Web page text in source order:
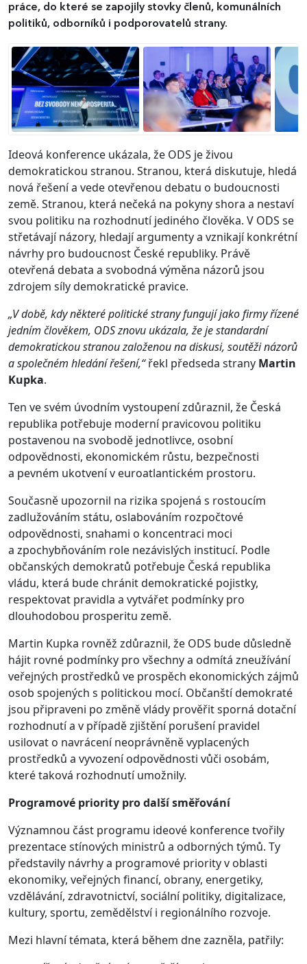
práce, do které se zapojily stovky členů, komunálních
politiků, odborníků i podporovatelů strany.
Ideová konference ukázala, že ODS je živou
demokratickou stranou. Stranou, která diskutuje, hledá
nová řešení a vede otevřenou debatu o budoucnosti
země. Stranou, která nečeká na pokyny shora a nestaví
svou politiku na rozhodnutí jediného člověka. V ODS se
střetávají názory, hledají argumenty a vznikají konkrétní
návrhy pro budoucnost České republiky. Právě
otevřená debata a svobodná výměna názorů jsou
zdrojem síly demokratické pravice.
„V době, kdy některé politické strany fungují jako firmy řízené
jedním člověkem, ODS znovu ukázala, že je standardní
demokratickou stranou založenou na diskusi, soutěži názorů
a společném hledání řešení,“řekl předseda strany Martin
Kupka.
Ten ve svém úvodním vystoupení zdůraznil, že Česká
republika potřebuje moderní pravicovou politiku
postavenou na svobodě jednotlivce, osobní
odpovědnosti, ekonomickém růstu, bezpečnosti
a pevném ukotvení v euroatlantickém prostoru.
Současně upozornil na rizika spojená s rostoucím
zadlužováním státu, oslabováním rozpočtové
odpovědnosti, snahami o koncentraci moci
a zpochybňováním role nezávislých institucí. Podle
občanských demokratů potřebuje Česká republika
vládu, která bude chránit demokratické pojistky,
respektovat pravidla a vytvářet podmínky pro
dlouhodobou prosperitu země.
Martin Kupka rovněž zdůraznil, že ODS bude důsledně
hájit rovné podmínky pro všechny a odmítá zneužívání
veřejných prostředků ve prospěch ekonomických zájmů
osob spojených s politickou mocí. Občanští demokraté
jsou připraveni po změně vlády prověřit sporná dotační
rozhodnutí a v případě zjištění porušení pravidel
usilovat o navrácení neoprávněně vyplacených
prostředků a vyvození odpovědnosti vůči osobám,
které taková rozhodnutí umožnily.
Programové priority pro další směřování
Významnou část programu ideové konference tvořily
prezentace stínových ministrů a odborných týmů. Ty
představily návrhy a programové priority v oblasti
ekonomiky, veřejných financí, obrany, energetiky,
vzdělávání, zdravotnictví, sociální politiky, digitalizace,
kultury, sportu, zemědělství i regionálního rozvoje.
Mezi hlavní témata, která během dne zazněla, patřily: